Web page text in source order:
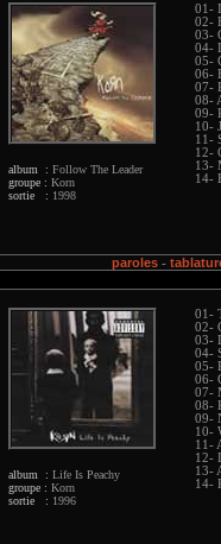
album : Follow The Leader
groupe : Korn
sortie : 1998
01-
02-
03-
04-
05-
06-
07-
08-
09-
10-
11-
12-
13-
14-
paroles -
album : Life Is Peachy
groupe : Korn
sortie : 1996
01-
02-
03-
04-
05-
06-
07-
08-
09-
10-
11-
12-
13-
14-